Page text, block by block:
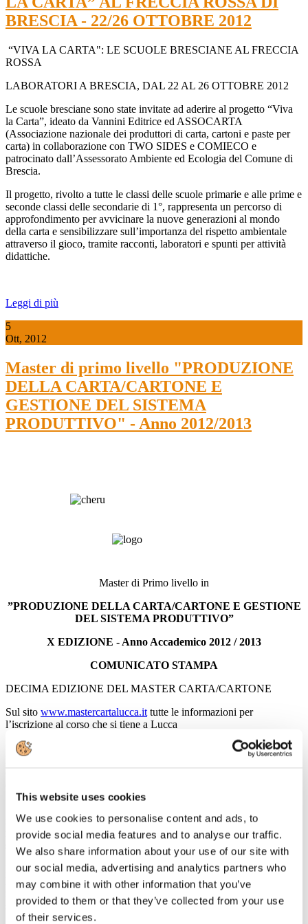
This website uses cookies
We use cookies to personalise content and ads, to
provide social media features and to analyse our traffic.
We also share information about your use of our site with
our social media, advertising and analytics partners who
may combine it with other information that you’ve
provided to them or that they’ve collected from your use
of their services.
BRESCIA - 22/26 OTTOBRE 2012
“VIVA LA CARTA": LE SCUOLE BRESCIANE AL FRECCIA
ROSSA
LABORATORI A BRESCIA, DAL 22 AL 26 OTTOBRE 2012
Le scuole bresciane sono state invitate ad aderire al progetto “Viva
la Carta”, ideato da Vannini Editrice ed ASSOCARTA
(Associazione nazionale dei produttori di carta, cartoni e paste per
carta) in collaborazione con TWO SIDES e COMIECO e
patrocinato dall’Assessorato Ambiente ed Ecologia del Comune di
Brescia.
Il progetto, rivolto a tutte le classi delle scuole primarie e alle prime e
seconde classi delle secondarie di 1°, rappresenta un percorso di
approfondimento per avvicinare la nuove generazioni al mondo
della carta e sensibilizzare sull’importanza del rispetto ambientale
attraverso il gioco, tramite racconti, laboratori e spunti per attività
didattiche.
Leggi di più
5
Ott, 2012
Master di primo livello "PRODUZIONE
DELLA CARTA/CARTONE E
GESTIONE DEL SISTEMA
PRODUTTIVO" - Anno 2012/2013
Master di Primo livello in
”PRODUZIONE DELLA CARTA/CARTONE E GESTIONE
DEL SISTEMA PRODUTTIVO”
X EDIZIONE - Anno Accademico 2012 / 2013
COMUNICATO STAMPA
DECIMA EDIZIONE DEL MASTER CARTA/CARTONE
Sul sito www.mastercartalucca.it tutte le informazioni per
l’iscrizione al corso che si tiene a Lucca
Sono su internet, al sito
, le procedure per
l’ammissione al
"Produzione
raccogliendo maggiori consensi sul territorio nazionale per la sua
rispondenza alle esigenze del tessuto economico e produttivo e che
svolge interamente a Lucca
Fino ad oggi, infatti, tutti gli studenti che hanno partecipato al
Master hanno trovato un’occupazione e regolarmente le aziende si
rivolgono agli organizzatori per chiedere nuovo personale da
selezionare.